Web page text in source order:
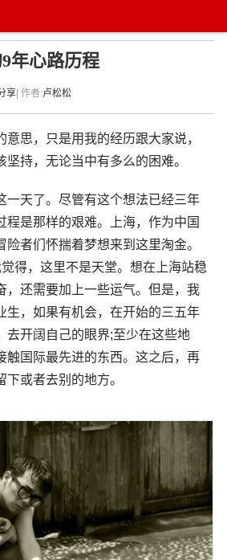
年心路历程
享 | 作者:卢松松
思，只是用我的经历跟大家说，
持，无论当中有多么的困难。
一天了。尽管有这个想法已经三年
程是那样的艰难。上海，作为中国
者们怀揣着梦想来到这里淘金。
得，这里不是天堂。想在上海站稳
，还需要加上一些运气。但是，我
生，如果有机会，在开始的三五年
去开阔自己的眼界;至少在这些地
触国际最先进的东西。这之后，再
或者去别的地方。